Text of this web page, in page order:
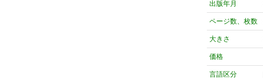
出版年月
ページ数、枚数
大きさ
価格
言語区分